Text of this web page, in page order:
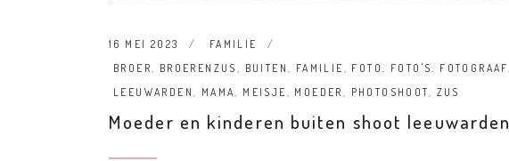
16 MEI 2023
FAMILIE
BROER
BROERENZUS BUITEN FAMILIE FOTO FOTO'S FOTOGRAAF
LEEUWARDEN
MAMA MEISJE MOEDER PHOTOSHOOT ZUS
Moeder en kinderen buiten shoot leeuwarden